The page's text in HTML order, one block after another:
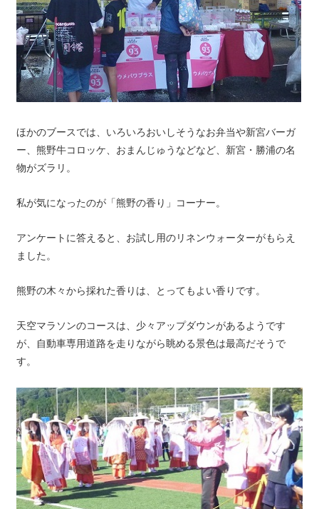
ほかのブースでは、いろいろおいしそうなお弁当や新宮バーガ
ー、熊野牛コロッケ、おまんじゅうなどなど、新宮・勝浦の名
物がズラリ。
私が気になったのが「熊野の香り」コーナー。
アンケートに答えると、お試し用のリネンウォーターがもらえ
ました。
熊野の木々から採れた香りは、とってもよい香りです。
天空マラソンのコースは、少々アップダウンがあるようです
が、自動車専用道路を走りながら眺める景色は最高だそうで
す。